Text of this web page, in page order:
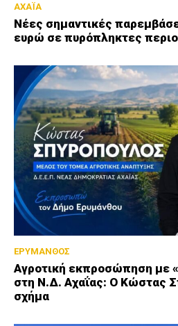
ΑΧΑΪΑ
Νέες σημαντικές
ευρώ σε πυρόπληκτες
ΕΡΥΜΑΝΘΟΣ
Αγροτική εκπροσώπηση με
στη Ν.Δ. Αχαΐας: Ο Κώστας
σχήμα